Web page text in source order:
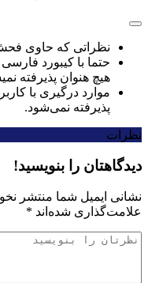
نظراتی که حاوی فحش
حتما با کیبورد
هیچ هنوان پذیرفته
موارد درگیری با
پذیرفته نمی‌شود.
نظرات
دیدگاهتان را بنویسید!
نشانی ایمیل شما منتشر
علامت‌گذاری شده‌اند *